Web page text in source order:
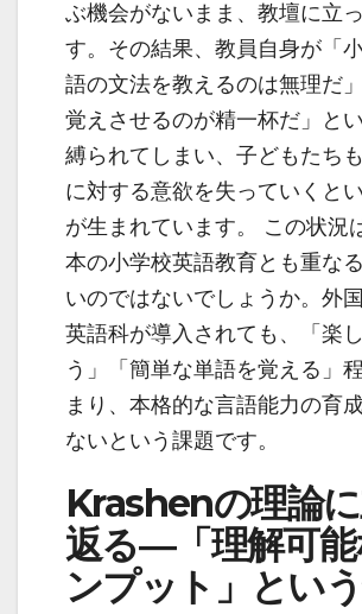
ぶ機会がないまま、教壇に立
す。その結果、教員自身が「
語の文法を教えるのは無理だ
覚えさせるのが精一杯だ」と
縛られてしまい、子どもたち
に対する意欲を失っていくと
が生まれています。 この状況
本の小学校英語教育とも重な
いのではないでしょうか。外
英語科が導入されても、「楽
う」「簡単な単語を覚える」
まり、本格的な言語能力の育
ないという課題です。
Krashenの理論
返る―「理解可能
ンプット」とい